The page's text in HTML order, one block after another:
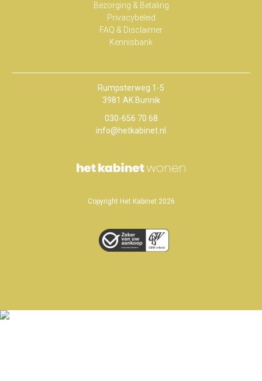
Bezorging & Betaling
Privacybeleid
FAQ & Disclaimer
Kennisbank
Rumpsterweg 1-5
3981 AK Bunnik
030-656 70 68
info@hetkabinet.nl
Copyright Het Kabinet 2026